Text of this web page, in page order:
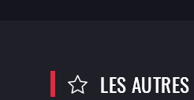
LES AUTRES